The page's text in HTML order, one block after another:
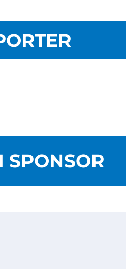
SPONSOR